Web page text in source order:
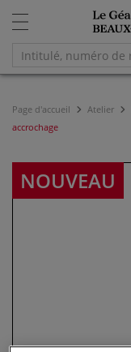
Page d'accueil Atelier
accrochage
NOUVEAU